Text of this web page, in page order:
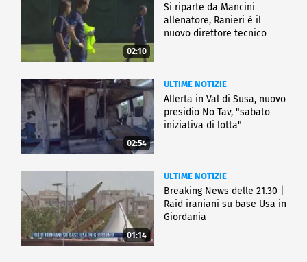
02:10
Si riparte da Mancini
allenatore, Ranieri è il
nuovo direttore tecnico
02:54
ULTIME NOTIZIE
Allerta in Val di Susa, nuovo
presidio No Tav, "sabato
iniziativa di lotta"
01:14
ULTIME NOTIZIE
Breaking News delle 21.30 |
Raid iraniani su base Usa in
Giordania